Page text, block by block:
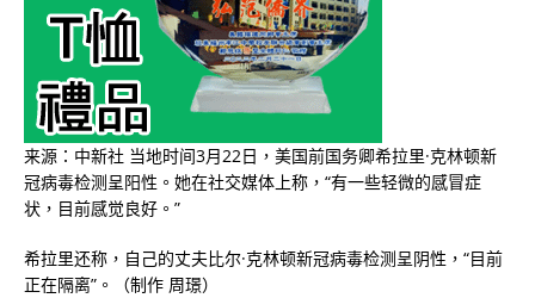
来源：中新社 当地时间3月22日，美国前国务卿希拉里·克林顿新
冠病毒检测呈阳性。她在社交媒体上称，“有一些轻微的感冒症
状，目前感觉良好。”
希拉里还称，自己的丈夫比尔·克林顿新冠病毒检测呈阴性，“目前
正在隔离”。（制作 周璟）